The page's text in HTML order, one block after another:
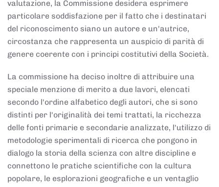
valutazione, la Commissione desidera esprimere
particolare soddisfazione per il fatto che i destinatari
del riconoscimento siano un autore e un'autrice,
circostanza che rappresenta un auspicio di parità di
genere coerente con i principi costitutivi della Società.
La commissione ha deciso inoltre di attribuire una
speciale menzione di merito a due lavori, elencati
secondo l'ordine alfabetico degli autori, che si sono
distinti per l'originalità dei temi trattati, la ricchezza
delle fonti primarie e secondarie analizzate, l'utilizzo di
metodologie sperimentali di ricerca che pongono in
dialogo la storia della scienza con altre discipline e
connettono le pratiche scientifiche con la cultura
popolare, le esplorazioni geografiche e un ventaglio